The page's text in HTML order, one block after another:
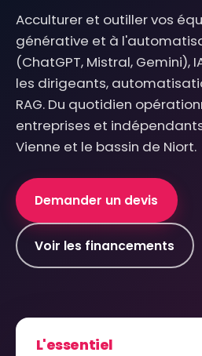
Acculturer et outiller vos
générative et à
(ChatGPT, Mistral, Gemini),
les dirigeants,
RAG. Du quotidien
entreprises et
Vienne et le bassin de Niort.
Demander un devis
Voir les financements
L'essentiel